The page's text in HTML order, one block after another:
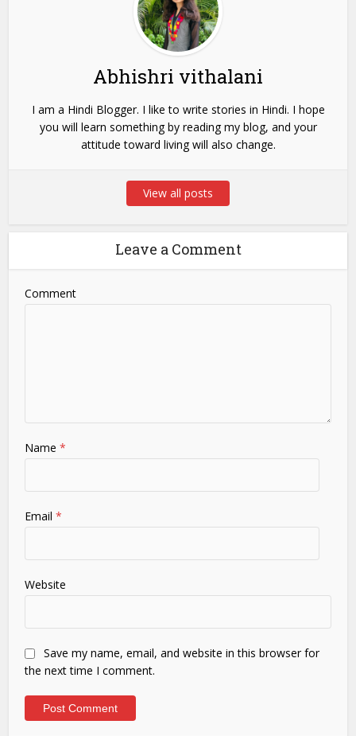
Abhishri vithalani
I am a Hindi Blogger. I like to write stories in Hindi. I hope
you will learn something by reading my blog, and your
attitude toward living will also change.
View all posts
Leave a Comment
Comment
Name*
Email*
Website
Save my name, email, and website in this browser for
the next time I comment.